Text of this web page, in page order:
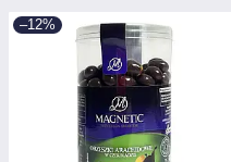
–12%